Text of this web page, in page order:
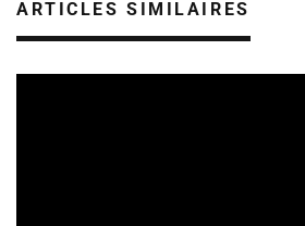
ARTICLES SIMILAIRES